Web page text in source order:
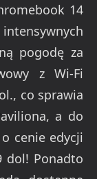
14
pogodę za
z Wi-Fi
co sprawia
a do
cenie edycji
dol! Ponadto